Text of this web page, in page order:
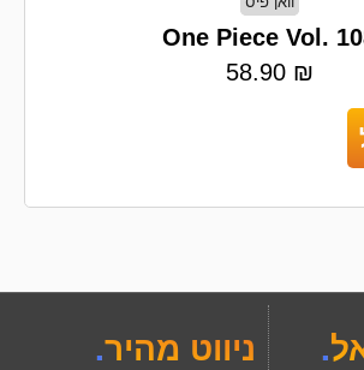
One Piece Vol.
58.90 ₪
. ניווט מהיר.